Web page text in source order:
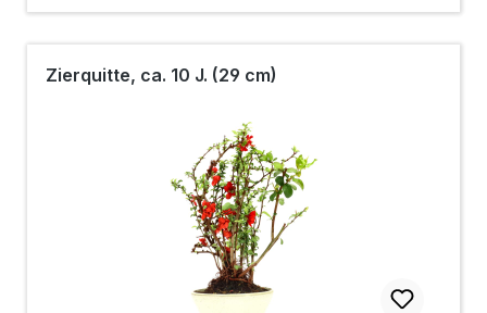
Zierquitte, ca. 10 J. (29 cm)